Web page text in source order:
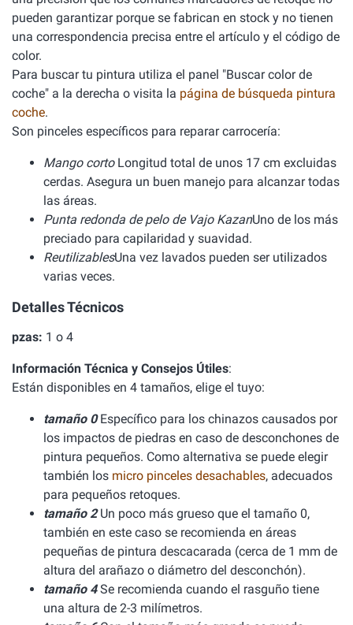
pueden garantizar porque se fabrican en stock y no tienen
una correspondencia precisa entre el artículo y el código de
color.
Para buscar tu pintura utiliza el panel "Buscar color de
coche" a la derecha o visita la página de búsqueda pintura
coche.
Son pinceles específicos para reparar carrocería:
Mango cortoLongitud total de unos 17 cm excluidas
cerdas. Asegura un buen manejo para alcanzar todas
las áreas.
Punta redonda de pelo de Vajo KazanUno de los más
preciado para capilaridad y suavidad.
ReutilizablesUna vez lavados pueden ser utilizados
varias veces.
Detalles Técnicos
pzas: 1 o 4
Información Técnica y Consejos Útiles:
Están disponibles en 4 tamaños, elige el tuyo:
tamaño 0Específico para los chinazos causados por
los impactos de piedras en caso de desconchones de
pintura pequeños. Como alternativa se puede elegir
también los micro pinceles desachables, adecuados
para pequeños retoques.
tamaño 2Un poco más grueso que el tamaño 0,
también en este caso se recomienda en áreas
pequeñas de pintura descacarada (cerca de 1 mm de
altura del arañazo o diámetro del desconchón).
tamaño 4Se recomienda cuando el rasguño tiene
una altura de 2-3 milímetros.